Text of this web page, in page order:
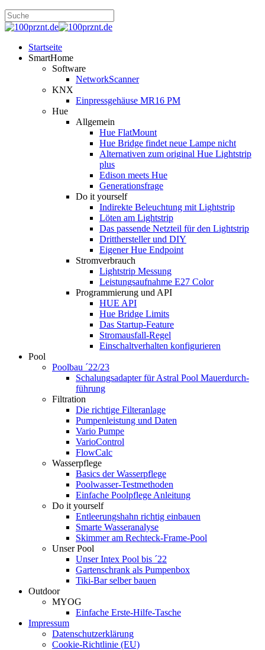
Startseite
SmartHome
Software
NetworkScanner
KNX
Einpressgehäuse MR16 PM
Hue
Allgemein
Hue FlatMount
Hue Bridge findet neue Lampe nicht
Alternativen zum original Hue Lightstrip
plus
Edison meets Hue
Generationsfrage
Do it yourself
Indirekte Beleuchtung mit Lightstrip
Löten am Lightstrip
Das passende Netzteil für den Lightstrip
Dritthersteller und DIY
Eigener Hue Endpoint
Stromverbrauch
Lightstrip Messung
Leistungsaufnahme E27 Color
Programmierung und API
HUE API
Hue Bridge Limits
Das Startup-Feature
Stromausfall-Regel
Einschaltverhalten konfigurieren
Pool
Poolbau ´22/23
Schalungs­adapter für Astral Pool Mauer­durch­
führung
Filtration
Die richtige Filter­anlage
Pumpenleistung und Daten
Vario Pumpe
Vario­Control
FlowCalc
Wasserpflege
Basics der Wasserpflege
Poolwasser-Testmethoden
Einfache Poolpflege Anleitung
Do it yourself
Ent­leerungs­hahn richtig einbauen
Smarte Wasseranalyse
Skimmer am Rechteck-Frame-Pool
Unser Pool
Unser Intex Pool bis ´22
Gartenschrank als Pumpenbox
Tiki-Bar selber bauen
Outdoor
MYOG
Einfache Erste-Hilfe-Tasche
Impressum
Datenschutzerklärung
Cookie-Richtlinie (EU)